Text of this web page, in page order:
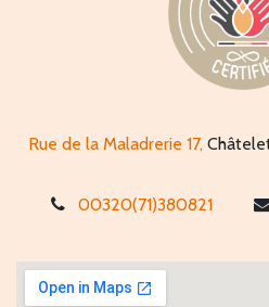
Rue de la Maladrerie 17,
00320(71)380821